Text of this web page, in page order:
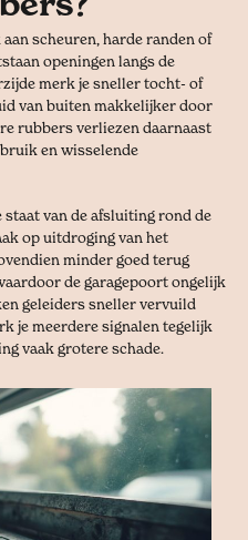
scheuren, harde randen of
openingen langs de
merk je sneller tocht- of
van buiten makkelijker door
rubbers verliezen daarnaast
en wisselende
van de afsluiting rond de
op uitdroging van het
minder goed terug
de garagepoort ongelijk
geleiders sneller vervuild
je meerdere signalen tegelijk
vaak grotere schade.